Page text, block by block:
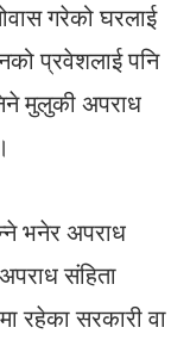
गरेको घरलाई
प्रवेशलाई पनि
मुलुकी अपराध
भनेर अपराध
संहिता
रहेका सरकारी वा